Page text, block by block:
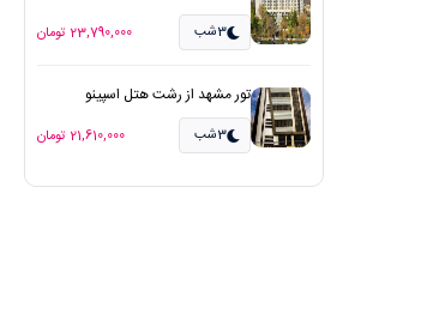
3شب 23,790,000 تومان
تور مشهد از رشت هتل اسپینو
3شب 21,610,000 تومان